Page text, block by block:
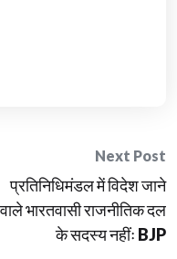
Next Post
प्रतिनिधिमंडल में विदेश जाने
वाले भारतवासी राजनीतिक दल
के सदस्य नहींः BJP